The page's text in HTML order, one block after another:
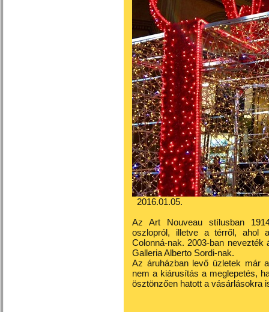
2016.01.05.
Az Art Nouveau stílusban
oszlopról, illetve a térről, ahol
Colonná-nak. 2003-ban
Galleria Alberto Sordi-nak.
Az áruházban levő üzletek már
nem a kiárusítás a meglepetés,
ösztönzően hatott a vásárlásokra